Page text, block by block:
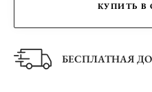
КУПИТЬ В
БЕСПЛАТНАЯ